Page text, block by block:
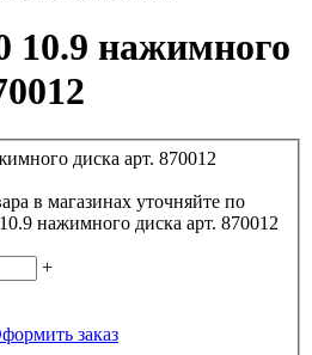
10.9 нажимного
в магазинах уточняйте по
Болт М10*30 10.9 нажимного диска арт. 870012
+
заказ